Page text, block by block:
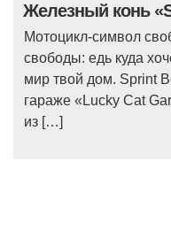
Железный конь
Мотоцикл-символ
свободы: едь куда
мир твой дом. Sprint
гараже «Lucky Cat
из […]